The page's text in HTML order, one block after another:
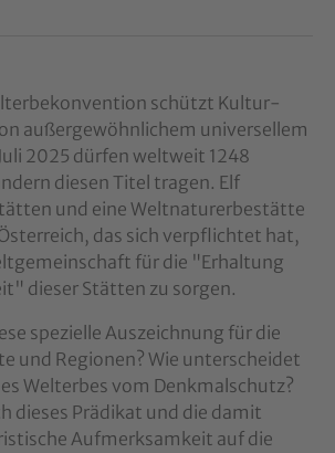
schützt Kultur-
außergewöhnlichem universellem
2025 dürfen weltweit 1248
diesen Titel tragen. Elf
und eine Weltnaturerbestätte
das sich verpflichtet hat,
für die "Erhaltung
dieser Stätten zu sorgen.
spezielle Auszeichnung für die
und Regionen? Wie unterscheidet
Welterbes vom Denkmalschutz?
dieses Prädikat und die damit
Aufmerksamkeit auf die